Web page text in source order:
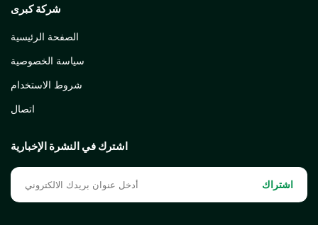
شركة كبرى
الصفحة الرئيسية
سياسة الخصوصية
شروط الاستخدام
اتصال
اشترك في النشرة الإخبارية
اشتراك